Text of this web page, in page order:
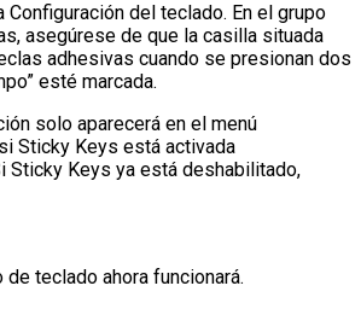
Configuración del teclado. En el grupo
asegúrese de que la casilla situada
adhesivas cuando se presionan dos
esté marcada.
solo aparecerá en el menú
Sticky Keys está activada
Sticky Keys ya está deshabilitado,
teclado ahora funcionará.